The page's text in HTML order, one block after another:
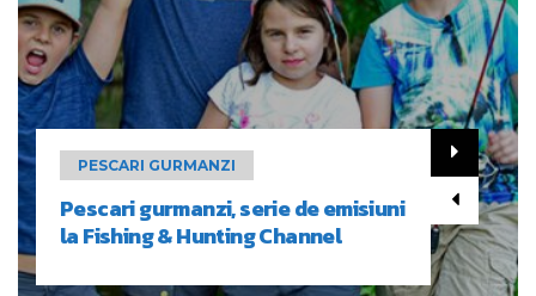
PESCARI GURMANZI
Pescari gurmanzi, serie de emisiuni
la Fishing & Hunting Channel